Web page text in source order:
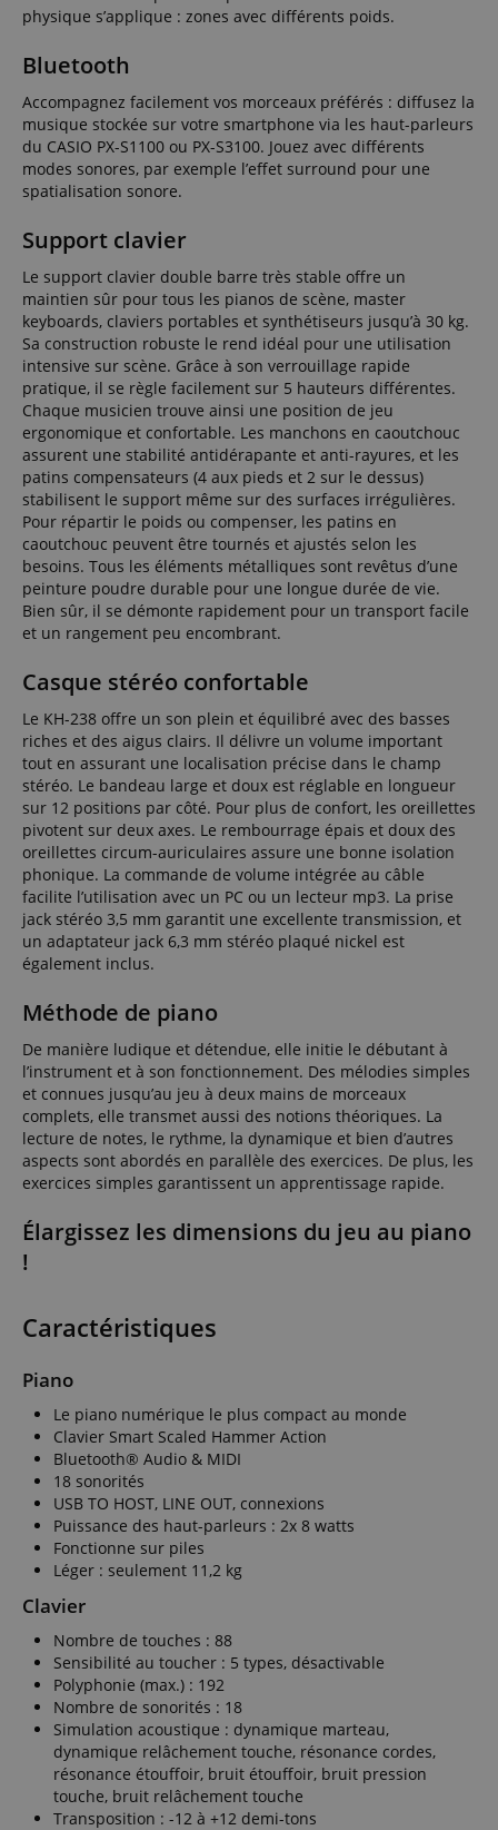
physique s’applique : zones avec différents poids.
Bluetooth
Accompagnez facilement vos morceaux préférés : diffusez la
musique stockée sur votre smartphone via les haut-parleurs
du CASIO PX-S1100 ou PX-S3100. Jouez avec différents
modes sonores, par exemple l’effet surround pour une
spatialisation sonore.
Support clavier
Le support clavier double barre très stable offre un
maintien sûr pour tous les pianos de scène, master
keyboards, claviers portables et synthétiseurs jusqu’à 30 kg.
Sa construction robuste le rend idéal pour une utilisation
intensive sur scène. Grâce à son verrouillage rapide
pratique, il se règle facilement sur 5 hauteurs différentes.
Chaque musicien trouve ainsi une position de jeu
ergonomique et confortable. Les manchons en caoutchouc
assurent une stabilité antidérapante et anti-rayures, et les
patins compensateurs (4 aux pieds et 2 sur le dessus)
stabilisent le support même sur des surfaces irrégulières.
Pour répartir le poids ou compenser, les patins en
caoutchouc peuvent être tournés et ajustés selon les
besoins. Tous les éléments métalliques sont revêtus d’une
peinture poudre durable pour une longue durée de vie.
Bien sûr, il se démonte rapidement pour un transport facile
et un rangement peu encombrant.
Casque stéréo confortable
Le KH-238 offre un son plein et équilibré avec des basses
riches et des aigus clairs. Il délivre un volume important
tout en assurant une localisation précise dans le champ
stéréo. Le bandeau large et doux est réglable en longueur
sur 12 positions par côté. Pour plus de confort, les oreillettes
pivotent sur deux axes. Le rembourrage épais et doux des
oreillettes circum-auriculaires assure une bonne isolation
phonique. La commande de volume intégrée au câble
facilite l’utilisation avec un PC ou un lecteur mp3. La prise
jack stéréo 3,5 mm garantit une excellente transmission, et
un adaptateur jack 6,3 mm stéréo plaqué nickel est
également inclus.
Méthode de piano
De manière ludique et détendue, elle initie le débutant à
l’instrument et à son fonctionnement. Des mélodies simples
et connues jusqu’au jeu à deux mains de morceaux
complets, elle transmet aussi des notions théoriques. La
lecture de notes, le rythme, la dynamique et bien d’autres
aspects sont abordés en parallèle des exercices. De plus, les
exercices simples garantissent un apprentissage rapide.
Élargissez les dimensions du jeu au piano
!
Caractéristiques
Piano
Le piano numérique le plus compact au monde
Clavier Smart Scaled Hammer Action
Bluetooth® Audio & MIDI
18 sonorités
USB TO HOST, LINE OUT, connexions
Puissance des haut-parleurs : 2x 8 watts
Fonctionne sur piles
Léger : seulement 11,2 kg
Clavier
Nombre de touches : 88
Sensibilité au toucher : 5 types, désactivable
Polyphonie (max.) : 192
Nombre de sonorités : 18
Simulation acoustique : dynamique marteau,
dynamique relâchement touche, résonance cordes,
résonance étouffoir, bruit étouffoir, bruit pression
touche, bruit relâchement touche
Transposition : -12 à +12 demi-tons